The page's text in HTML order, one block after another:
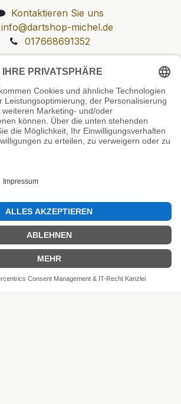
Kontaktieren Sie uns
info@dartshop-michel.de
017668691352
Unsere Prüfsiegel